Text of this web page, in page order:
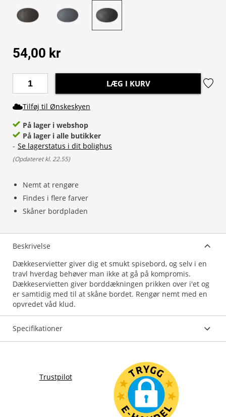
Nemt at rengøre
Findes i flere farver
Skåner bordpladen
54,00 kr
LÆG I KURV
Tilføj til Ønskeskyen
På lager i webshop
På lager i alle butikker
- Se lagerstatus i dit bolighus
(Opdateret kl. 22.55)
Beskrivelse
Dækkeservietter giver dig et smukt spisebord, og selv i en
travl hverdag behøver man ikke at gå på kompromis.
Dækkeservietten giver borddækningen prikken over i'et og
er samtidig med til at skåne bordet. Rengør nemt med en
opvredet våd klud.
Specifikationer
Trustpilot